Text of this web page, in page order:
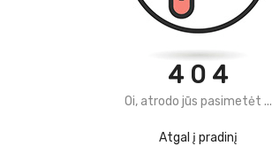
4 0 4
Oi, atrodo jūs pasimetėt ...
Atgal į pradinį